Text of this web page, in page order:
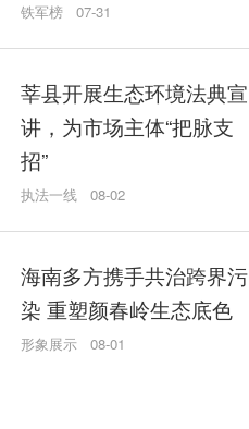
铁军榜 07-31
莘县开展生态环境法典宣
讲，为市场主体“把脉支
招”
执法一线 08-02
海南多方携手共治跨界污
染 重塑颜春岭生态底色
形象展示 08-01